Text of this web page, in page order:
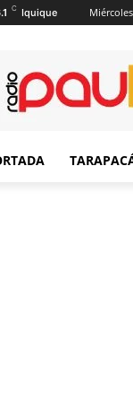
C Iquique